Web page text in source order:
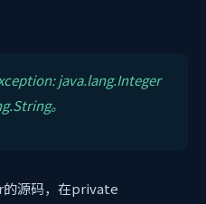
java.lang.Integer
。
源码，在private